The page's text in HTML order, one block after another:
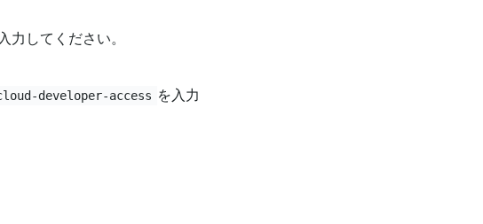
力してください。
developer-access を入力